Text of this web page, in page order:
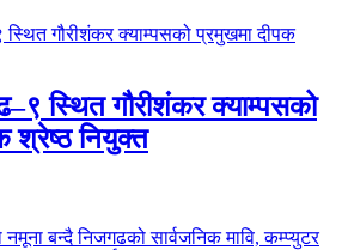
स्थित गौरीशंकर क्याम्पसको
श्रेष्ठ नियुक्त